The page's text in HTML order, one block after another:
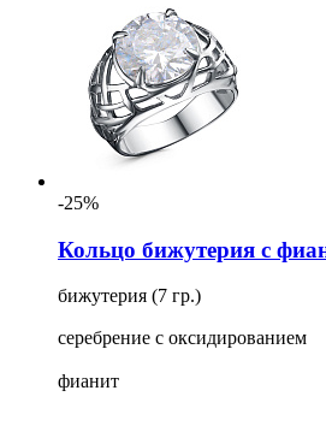
-25%
Кольцо бижутерия с
бижутерия (7 гр.)
серебрение с оксидированием
фианит